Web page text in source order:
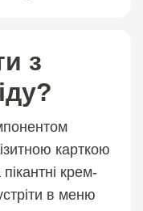
з
карткою
пікантні крем-
в меню